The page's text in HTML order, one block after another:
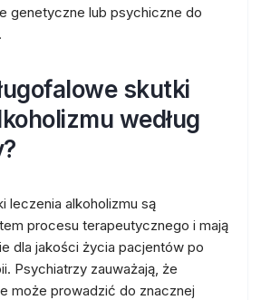
genetyczne lub psychiczne do
skutki
według
leczenia alkoholizmu są
procesu terapeutycznego i mają
dla jakości życia pacjentów po
Psychiatrzy zauważają, że
może prowadzić do znacznej